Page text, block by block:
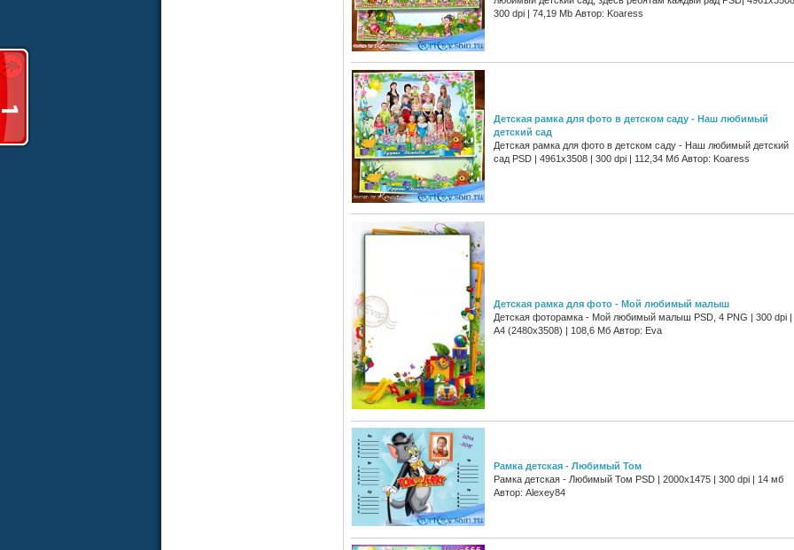
300 dpi | 74,19 Mb Автор: Koaress
Детская рамка для фото в детском саду - Наш любимый
детский сад
Детская рамка для фото в детском саду - Наш любимый детский
сад PSD | 4961x3508 | 300 dpi | 112,34 Мб Автор: Koaress
Детская рамка для фото - Мой любимый малыш
Детская фоторамка - Мой любимый малыш PSD, 4 PNG | 300 dpi |
A4 (2480x3508) | 108,6 Мб Автор: Eva
Рамка детская - Любимый Том
Рамка детская - Любимый Том PSD | 2000x1475 | 300 dpi | 14 мб
Автор: Alexey84